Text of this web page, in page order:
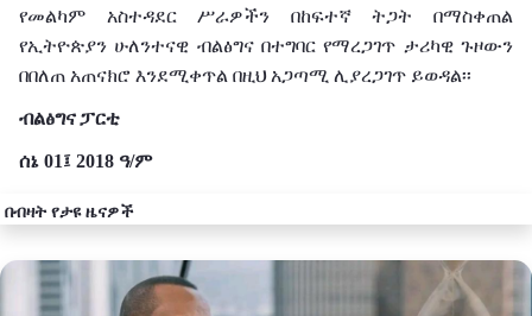
የመልካም አስተዳደር ሥራዎችን በከፍተኛ ትጋት በማስቀጠል
የኢትዮጵያን ሁለንተናዊ ብልፅግና በተግባር የማረጋገጥ ታሪካዊ ጉዞውን
በበለጠ አጠናክሮ እንደሚቀጥል በዚህ አጋጣሚ ሊያረጋገጥ ይወዳል፡፡
ብልፅግናፓርቲ
ሰኔ 01፤ 2018 ዓ/ም
በብዛት የታዩ ዜናዎች